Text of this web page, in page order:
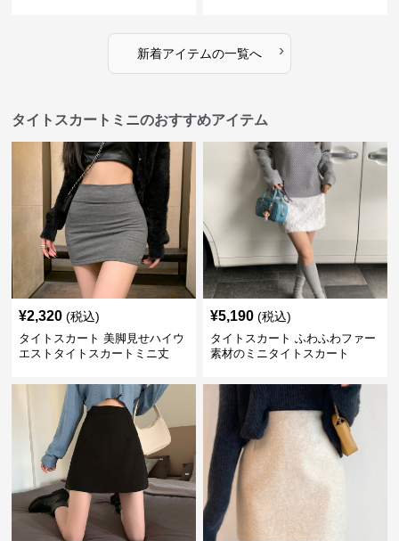
新着アイテムの一覧へ ›
タイトスカートミニのおすすめアイテム
¥2,320 (税込)
タイトスカート 美脚見せハイウ
エストタイトスカートミニ丈
¥5,190 (税込)
タイトスカート ふわふわファー
素材のミニタイトスカート